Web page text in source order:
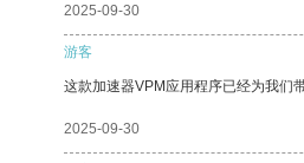
2025-09-30
游客
这款加速器VPM应用程序已经为我们
2025-09-30